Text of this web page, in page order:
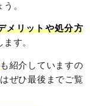
。
メリットや処分方
ます。
も紹介していますの
ぜひ最後までご覧